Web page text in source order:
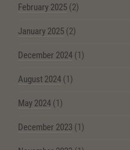
February 2025 (2)
January 2025 (2)
December 2024 (1)
August 2024 (1)
May 2024 (1)
December 2023 (1)